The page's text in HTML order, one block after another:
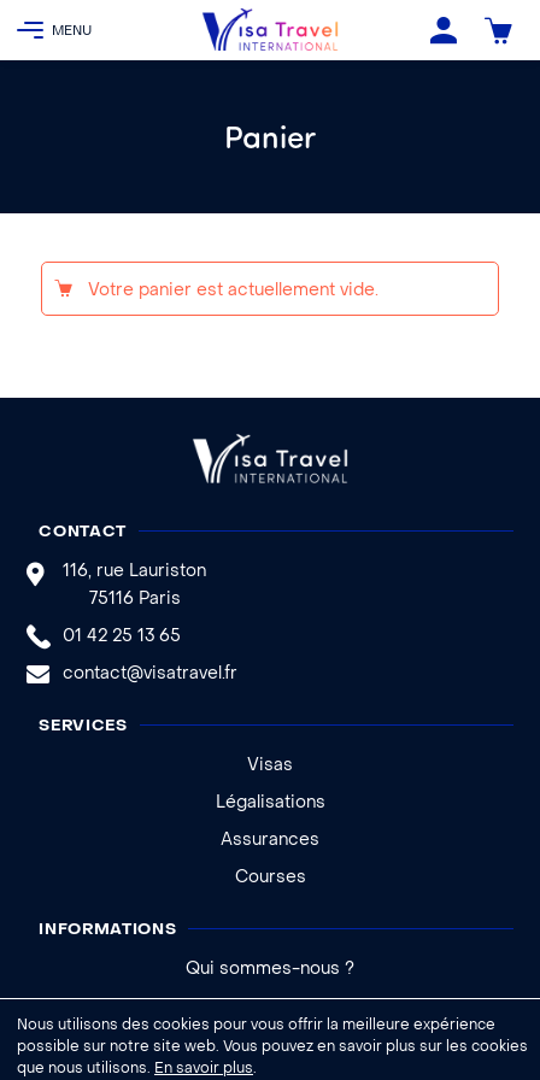
Panier
Votre panier est actuellement vide.
CONTACT
116, rue Lauriston
75116 Paris
01 42 25 13 65
contact@visatravel.fr
SERVICES
Visas
Légalisations
Assurances
Courses
INFORMATIONS
Qui sommes-nous ?
Aide - FAQ
Nous utilisons des cookies pour vous offrir la meilleure expérience
possible sur notre site web. Vous pouvez en savoir plus sur les cookies
que nous utilisons. En savoir plus.